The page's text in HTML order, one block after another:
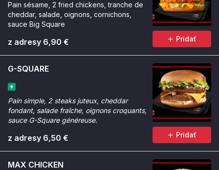
Pain sésame, 2 fried chickens, tranche de
cheddar, salade, oignons, cornichons,
sauce Big Square
z adresy 6,90 € Pridať
G-SQUARE
Pain simple, 2 steaks juteux, cheddar
fondant, salade fraîche, oignons croquants,
sauce G-Square généreuse.
z adresy 6,50 € Pridať
MAX CHICKEN